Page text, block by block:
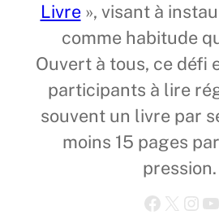
Livre», visant à
comme habitude
Ouvert à tous, ce défi
participants à lire
souvent un livre par
moins 15 pages
pression.
Facebook X Instagram YouTube